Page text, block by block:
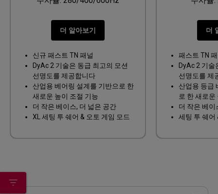
더 알아보기
신규 패스트 TN 패널
DyAc 2 기술은 동급 최고의 모션
선명도를 제공합니다
산업용 베어링 설계를 기반으로 한
새로운 높이 조절 기능
더 작은 베이스, 더 넓은 공간
XL 세팅 투 쉐어 & 오토 게임 모드
더
패스트 TN
DyAc 2 기술
선명도를 제
산업용 등급
로 한 새로운
더 작은 베이
세팅 투 쉐어